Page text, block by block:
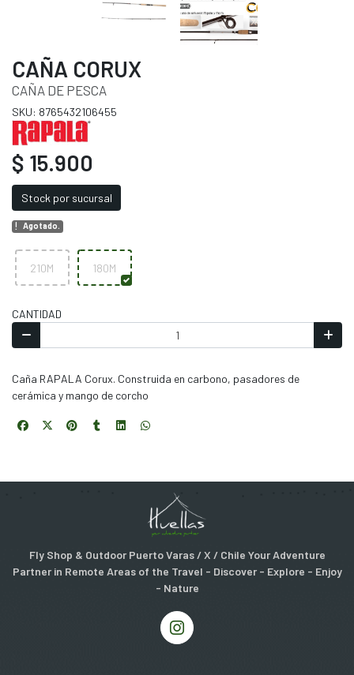
CAÑA CORUX
CAÑA DE PESCA
SKU: 8765432106455
$ 15.900
Stock por sucursal
Agotado.
210M 180M
CANTIDAD
Caña RAPALA Corux. Construida en carbono, pasadores de
cerámica y mango de corcho
Fly Shop & Outdoor Puerto Varas / X / Chile Your Adventure
Partner in Remote Areas of the Travel - Discover - Explore - Enjoy
- Nature